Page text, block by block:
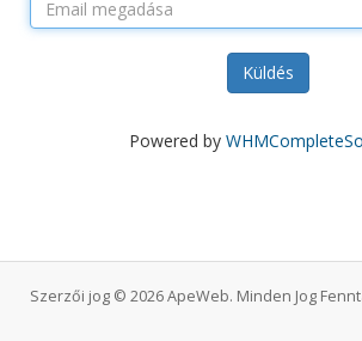
Küldés
Powered by
Szerzői jog © 2026 ApeWeb. Minden Jog